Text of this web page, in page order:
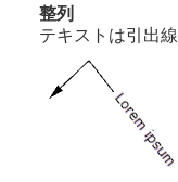
整列
テキストは引出